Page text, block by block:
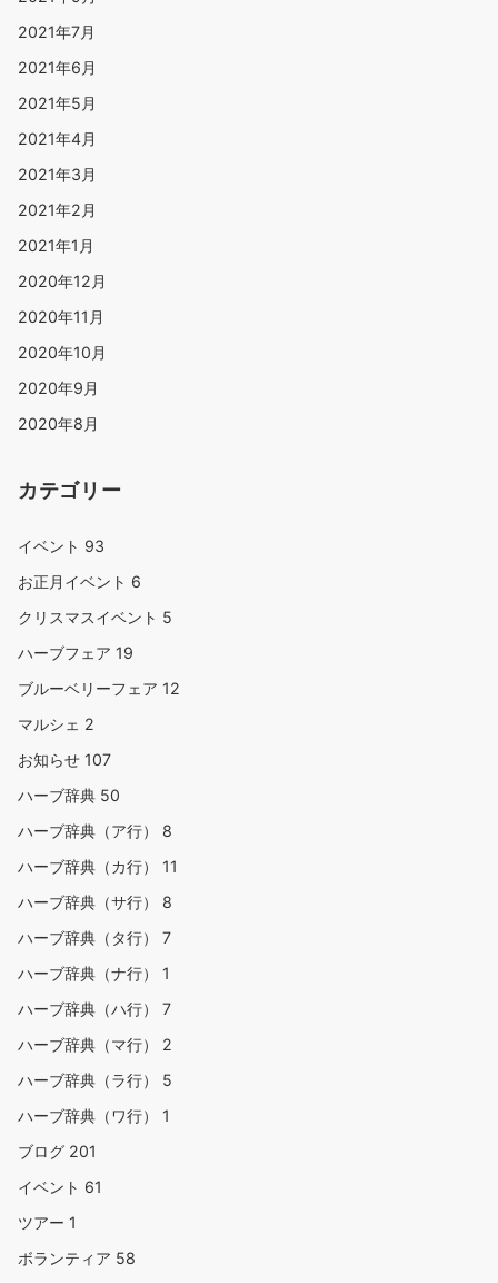
2021年7月
2021年6月
2021年5月
2021年4月
2021年3月
2021年2月
2021年1月
2020年12月
2020年11月
2020年10月
2020年9月
2020年8月
カテゴリー
イベント 93
お正月イベント 6
クリスマスイベント 5
ハーブフェア 19
ブルーベリーフェア 12
マルシェ 2
お知らせ 107
ハーブ辞典 50
ハーブ辞典（ア行） 8
ハーブ辞典（カ行） 11
ハーブ辞典（サ行） 8
ハーブ辞典（タ行） 7
ハーブ辞典（ナ行） 1
ハーブ辞典（ハ行） 7
ハーブ辞典（マ行） 2
ハーブ辞典（ラ行） 5
ハーブ辞典（ワ行） 1
ブログ 201
イベント 61
ツアー 1
ボランティア 58